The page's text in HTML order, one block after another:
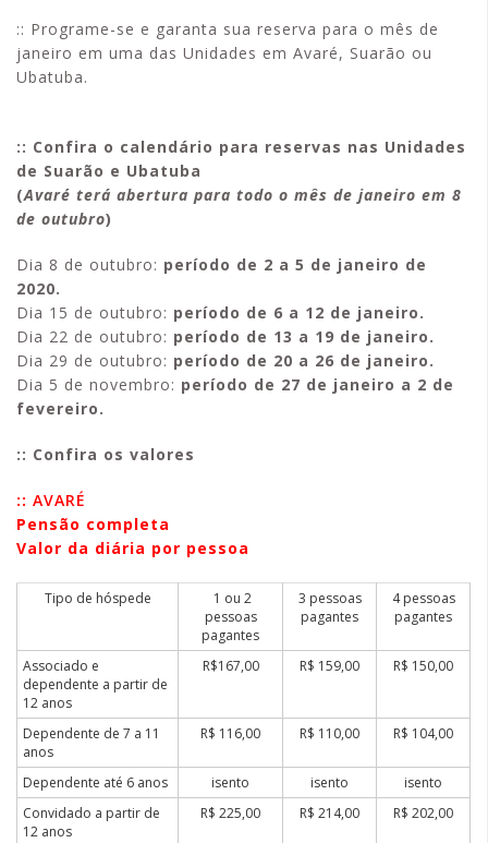
:: Programe-se e garanta sua reserva para o mês de
janeiro em uma das Unidades em Avaré, Suarão ou
Ubatuba.
:: Confira o calendário para reservas nas Unidades
de Suarão e Ubatuba
(Avaré terá abertura para todo o mês de janeiro em 8
de outubro)
Dia 8 de outubro: período de 2 a 5 de janeiro de
2020.
Dia 15 de outubro: período de 6 a 12 de janeiro.
Dia 22 de outubro: período de 13 a 19 de janeiro.
Dia 29 de outubro: período de 20 a 26 de janeiro.
Dia 5 de novembro: período de 27 de janeiro a 2 de
fevereiro.
:: Confira os valores
:: AVARÉ
Pensão completa
Valor da diária por pessoa
Tipo de hóspede
1 ou 2
pessoas
pagantes
3 pessoas
pagantes
4 pessoas
pagantes
Associado e
dependente a partir de
12 anos
R$167,00 R$ 159,00 R$ 150,00
Dependente de 7 a 11
anos
R$ 116,00 R$ 110,00 R$ 104,00
Dependente até 6 anos isento isento
isento
Convidado a partir de
12 anos
R$ 225,00 R$ 214,00 R$ 202,00